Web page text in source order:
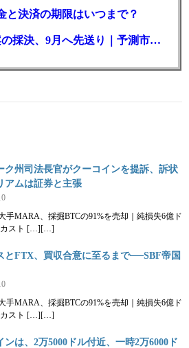
と決済の期限はいつまで？
米仮想通貨重要法案の採決、9月へ先送り｜予測市場の成立確率は14%に
ク州司法長官がクーコインを提訴、訴状
アムは証券と主張
手MARA、採掘BTCの91%を売却｜純損失6億ド
カスト […][…]
とFTX、買収合意に至るまで──SBF帝国
手MARA、採掘BTCの91%を売却｜純損失6億ド
カスト […][…]
ンは、2万5000ドル付近、一時2万6000ド